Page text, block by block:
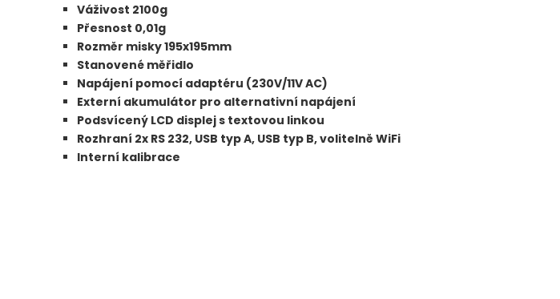
Hodinářské potřeby
Lupy a mikroskopy
Váživost 2100g
Přesnost 0,01g
Rozměr misky 195x195mm
Stanovené měřidlo
Napájení pomocí adaptéru (230V/11V AC)
Externí akumulátor pro alternativní napájení
Podsvícený LCD displej s textovou linkou
Rozhraní 2x RS 232, USB typ A, USB typ B, volitelně WiFi
Interní kalibrace